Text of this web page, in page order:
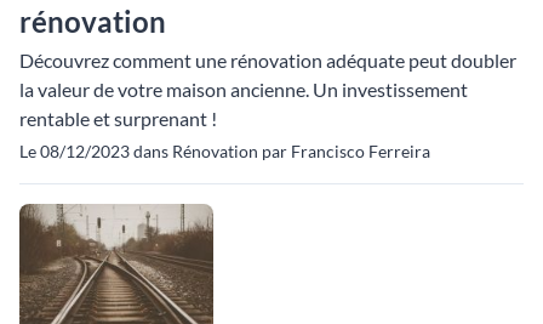
rénovation
Découvrez comment une rénovation adéquate peut doubler
la valeur de votre maison ancienne. Un investissement
rentable et surprenant !
Le 08/12/2023 dans Rénovation par Francisco Ferreira